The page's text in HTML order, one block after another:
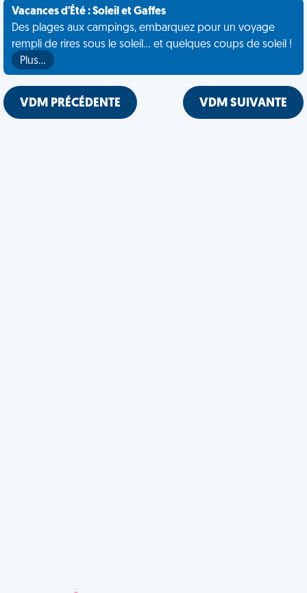
Vacances d'Été : Soleil et Gaffes
Des plages aux campings, embarquez pour un voyage
rempli de rires sous le soleil... et quelques coups de soleil !
Plus…
VDM PRÉCÉDENTE VDM SUIVANTE